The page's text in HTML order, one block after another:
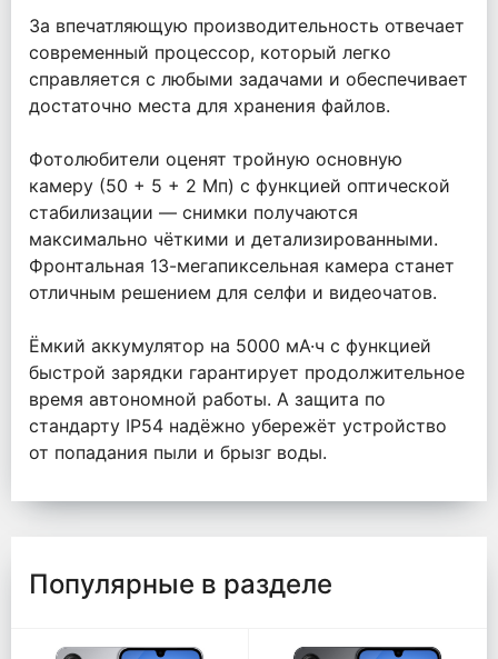
За впечатляющую производительность отвечает
современный процессор, который легко
справляется с любыми задачами и обеспечивает
достаточно места для хранения файлов.
Фотолюбители оценят тройную основную
камеру (50 + 5 + 2 Мп) с функцией оптической
стабилизации — снимки получаются
максимально чёткими и детализированными.
Фронтальная 13-мегапиксельная камера станет
отличным решением для селфи и видеочатов.
Ёмкий аккумулятор на 5000 мА·ч с функцией
быстрой зарядки гарантирует продолжительное
время автономной работы. А защита по
стандарту IP54 надёжно убережёт устройство
от попадания пыли и брызг воды.
Популярные в разделе